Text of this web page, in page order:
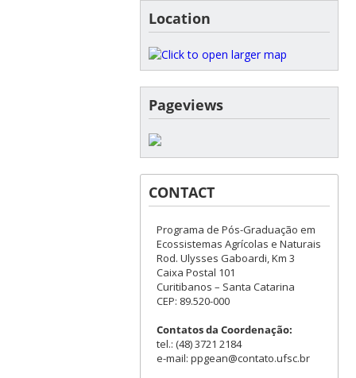
Location
Pageviews
CONTACT
Programa de Pós-Graduação em
Ecossistemas Agrícolas e Naturais
Rod. Ulysses Gaboardi, Km 3
Caixa Postal 101
Curitibanos – Santa Catarina
CEP: 89.520-000
Contatos da Coordenação:
tel.: (48) 3721 2184
e-mail: ppgean@contato.ufsc.br